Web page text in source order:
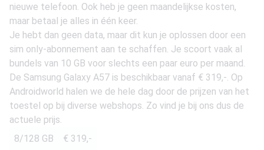
nieuwe telefoon. Ook heb je geen maandelijkse kosten,
maar betaal je alles in één keer.
Je hebt dan geen data, maar dit kun je oplossen door een
sim only-abonnement aan te schaffen. Je scoort vaak al
bundels van 10 GB voor slechts een paar euro per maand.
De Samsung Galaxy A57 is beschikbaar vanaf € 319,-. Op
Androidworld halen we de hele dag door de prijzen van het
toestel op bij diverse webshops. Zo vind je bij ons dus de
actuele prijs.
8/128 GB
€ 319,-